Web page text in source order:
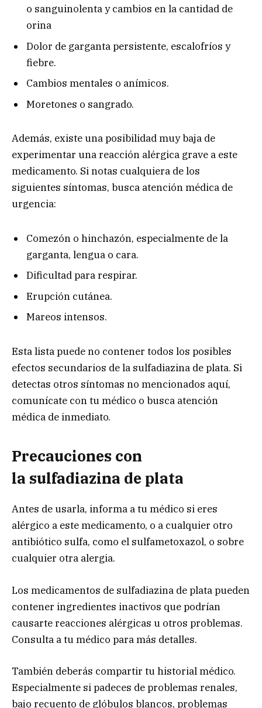
o sanguinolenta y cambios en la cantidad de
orina
Dolor de garganta persistente, escalofríos y
fiebre.
Cambios mentales o anímicos.
Moretones o sangrado.
Además, existe una posibilidad muy baja de
experimentar una reacción alérgica grave a este
medicamento. Si notas cualquiera de los
siguientes síntomas, busca atención médica de
urgencia:
Comezón o hinchazón, especialmente de la
garganta, lengua o cara.
Dificultad para respirar.
Erupción cutánea.
Mareos intensos.
Esta lista puede no contener todos los posibles
efectos secundarios de la sulfadiazina de plata. Si
detectas otros síntomas no mencionados aquí,
comunícate con tu médico o busca atención
médica de inmediato.
Precauciones con
la sulfadiazina de plata
Antes de usarla, informa a tu médico si eres
alérgico a este medicamento, o a cualquier otro
antibiótico sulfa, como el sulfametoxazol, o sobre
cualquier otra alergia.
Los medicamentos de sulfadiazina de plata pueden
contener ingredientes inactivos que podrían
causarte reacciones alérgicas u otros problemas.
Consulta a tu médico para más detalles.
También deberás compartir tu historial médico.
Especialmente si padeces de problemas renales,
bajo recuento de glóbulos blancos, problemas